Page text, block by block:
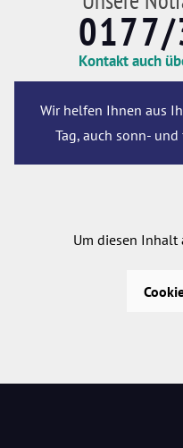
Kontakt auch
Wir helfen Ihnen aus
Tag, auch sonn- und
Um diesen Inhalt